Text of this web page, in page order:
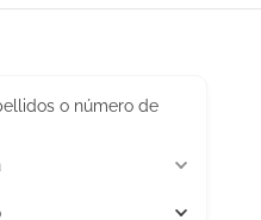
o número de